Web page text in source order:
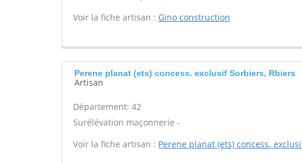
Voir la fiche artisan : Gino construction
Perene planat (ets) concess. exclusif Sorbiers, Rbiers
Artisan
Département: 42
Surélévation maçonnerie -
Voir la fiche artisan : Perene planat (ets) concess.